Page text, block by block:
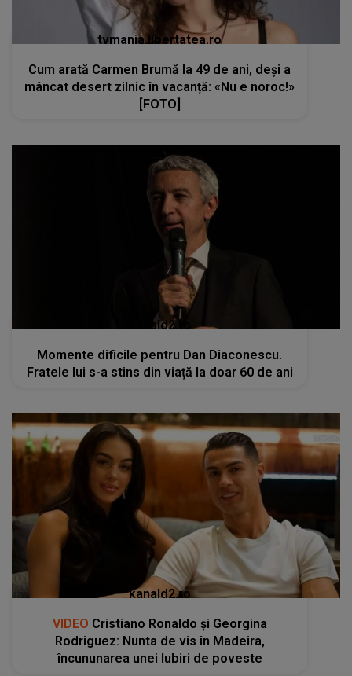
tvmania.libertatea.ro
Cum arată Carmen Brumă la 49 de ani, deși a
mâncat desert zilnic în vacanță: «Nu e noroc!»
[FOTO]
kanald2.ro
Momente dificile pentru Dan Diaconescu.
Fratele lui s-a stins din viață la doar 60 de ani
kanald2.ro
VIDEO Cristiano Ronaldo și Georgina
Rodriguez: Nunta de vis în Madeira,
încununarea unei Iubiri de poveste